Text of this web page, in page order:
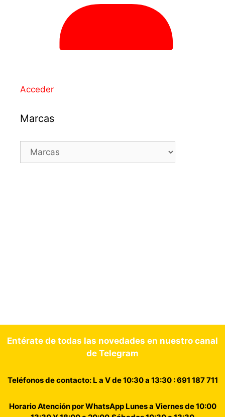
Acceder
Marcas
Entérate de todas las novedades en nuestro canal
de Telegram
Teléfonos de contacto: L a V de 10:30 a 13:30 : 691 187 711
Horario Atención por WhatsApp Lunes a Viernes de 10:00